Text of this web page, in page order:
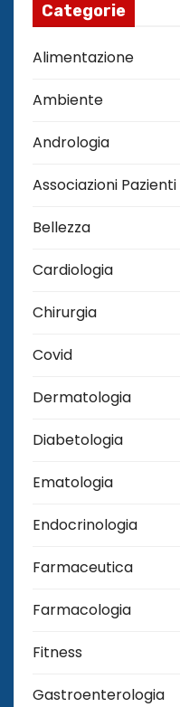
Categorie
Alimentazione
Ambiente
Andrologia
Associazioni Pazienti
Bellezza
Cardiologia
Chirurgia
Covid
Dermatologia
Diabetologia
Ematologia
Endocrinologia
Farmaceutica
Farmacologia
Fitness
Gastroenterologia